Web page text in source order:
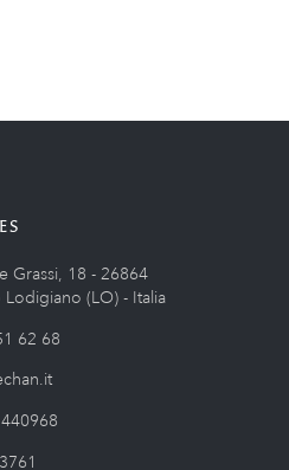
Grassi, 18 - 26864
(LO) - Italia
62 68